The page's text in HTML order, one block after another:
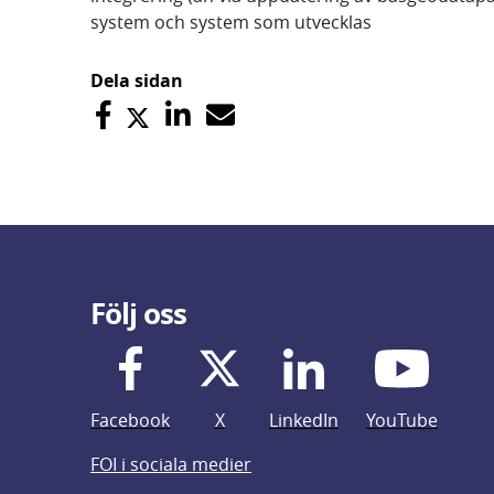
system och system som utvecklas
Dela sidan
Följ oss
Facebook X LinkedIn
YouTube
FOI i sociala medier